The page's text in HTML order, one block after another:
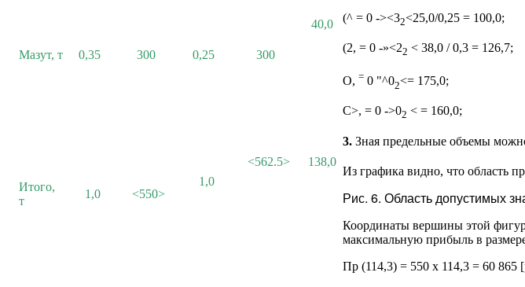
40,0
Мазут, т 0,35 300 0,25 300
1,0
<562.5>
138,0
Итого,
т
1,0 <550>
(^ = 0 -><32<25,0/0,25 =
(2, = 0 -»<22 < 38,0 / 0,3 =
О, = 0 "^02<=
С>, = 0 ->02 < =
3. Зная предельные объемы
Из графика видно, что область
Рис. 6. Область допустимых
Координаты вершины этой
максимальную прибыль в
Пр (114,3) = 550 х 114,3 = 60 865